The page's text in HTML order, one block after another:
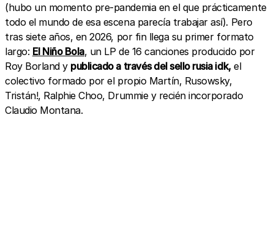
(hubo un momento pre-pandemia en el que prácticamente
todo el mundo de esa escena parecía trabajar así). Pero
tras siete años, en 2026, por fin llega su primer formato
largo: El Niño Bola, un LP de 16 canciones producido por
Roy Borland y publicado a través del sello rusia idk,el
colectivo formado por el propio Martín, Rusowsky,
Tristán!, Ralphie Choo, Drummie y recién incorporado
Claudio Montana.